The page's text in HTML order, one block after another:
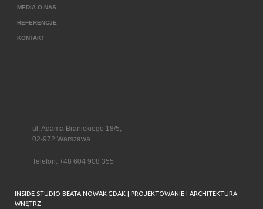
MEDIA O NAS
REFERENCJE
KONTAKT
ul. Adama Branickiego 18/5,
02-972 Warszawa
Telefon: +48 604 908 355
INSIDE STUDIO BEATA NOWAK-GDAK | PROJEKTOWANIE I ARCHITEKTURA
WNĘTRZ